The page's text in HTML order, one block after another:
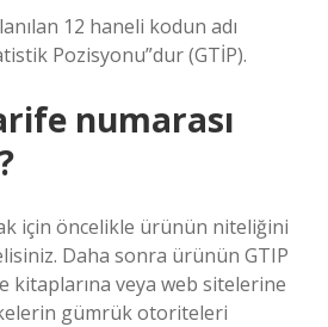
12 haneli kodun adı
Pozisyonu”dur (GTİP).
numarası
için öncelikle ürünün niteliğini
Daha sonra ürünün GTIP
kitaplarına veya web sitelerine
gümrük otoriteleri